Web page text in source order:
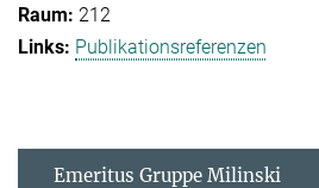
212
Publikationsreferenzen
Emeritus Gruppe Milinski